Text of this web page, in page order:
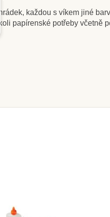
každou s víkem jiné
papírenské potřeby včetně